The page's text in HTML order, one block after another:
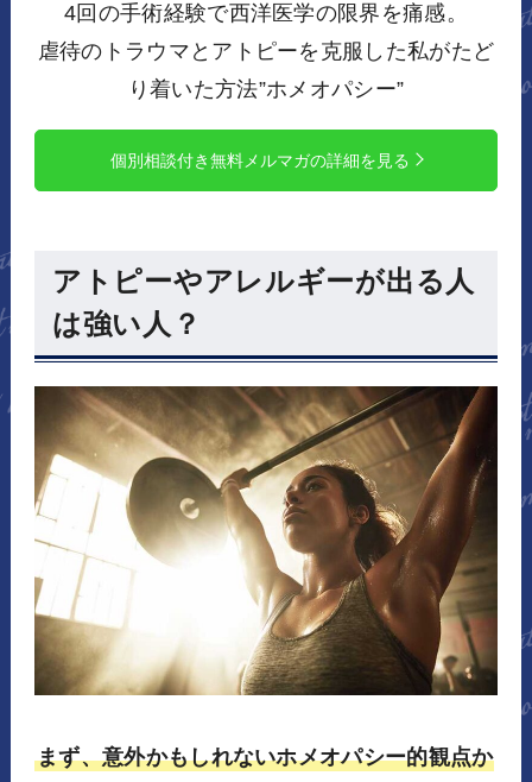
4回の手術経験で西洋医学の限界を痛感。
虐待のトラウマとアトピーを克服した私がたど
り着いた方法”ホメオパシー”
個別相談付き無料メルマガの詳細を見る
アトピーやアレルギーが出る人
は強い人？
まず、意外かもしれないホメオパシー的観点か